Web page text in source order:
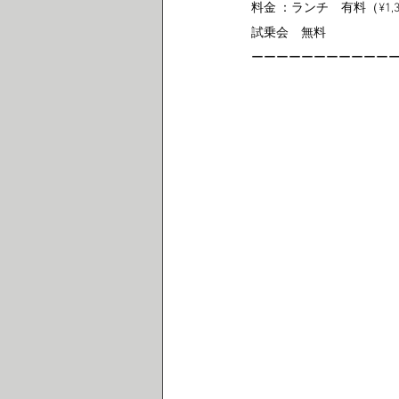
料金 ：ランチ　有料（
試乗会　無料
ーーーーーーーーーーー